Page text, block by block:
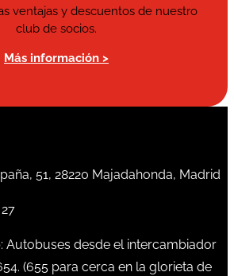
ventajas y descuentos de nuestro
club de socios.
Más información >
51, 28220 Majadahonda, Madrid
: Autobuses desde el intercambiador
. (655 para cerca en la glorieta de